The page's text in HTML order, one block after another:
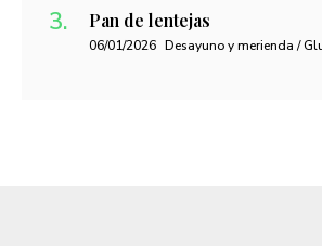
Pan de lentejas
06/01/2026 Desayuno y merienda /